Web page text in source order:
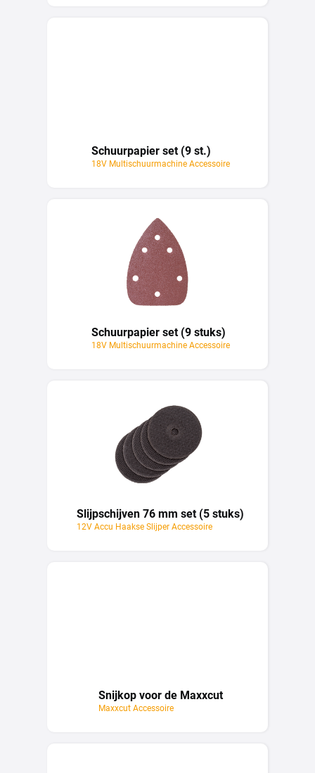
Schuurpapier set (9 st.)
18V Multischuurmachine Accessoire
Schuurpapier set (9 stuks)
18V Multischuurmachine Accessoire
Slijpschijven 76 mm set (5 stuks)
12V Accu Haakse Slijper Accessoire
Snijkop voor de Maxxcut
Maxxcut Accessoire